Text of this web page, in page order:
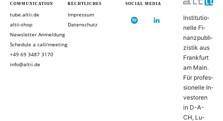
COMMUNICATION
tube.altii.de
altii-shop
Newsletter Anmeldung
Schedule a call/meeting
+49 69 3487 3170
info@altii.de
RECHTLICHES
Impressum
Datenschutz
SOCIAL MEDIA
In­sti­tu­ti­o­
nel­le Fi­
nanz­pu­bli­
zis­tik aus
Frank­furt
am Main.
Für pro­fes­
si­o­nel­le In­
ves­to­ren
in D-­A­-
CH, Lu­